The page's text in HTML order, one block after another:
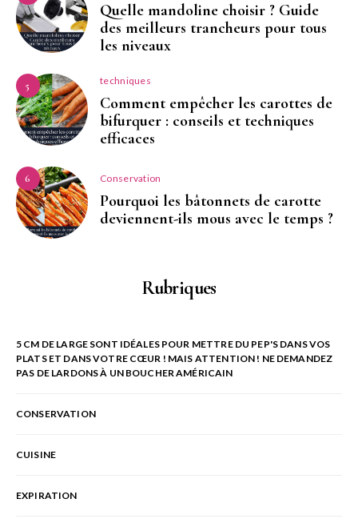
Quelle mandoline choisir ? Guide
des meilleurs trancheurs pour tous
les niveaux
5 techniques
Comment empêcher les carottes de
bifurquer : conseils et techniques
efficaces
6 Conservation
Pourquoi les bâtonnets de carotte
deviennent-ils mous avec le temps ?
Rubriques
5 CM DE LARGE SONT IDÉALES POUR METTRE DU PEP'S DANS VOS
PLATS ET DANS VOTRE CŒUR ! MAIS ATTENTION ! NE DEMANDEZ
PAS DE LARDONS À UN BOUCHER AMÉRICAIN
CONSERVATION
CUISINE
EXPIRATION